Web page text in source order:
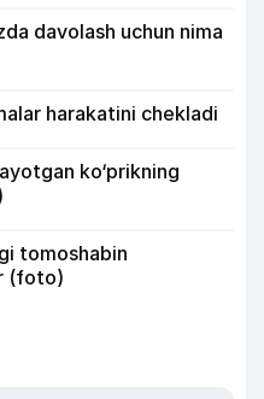
davolash uchun nima
harakatini chekladi
ko‘prikning
tomoshabin
(foto)